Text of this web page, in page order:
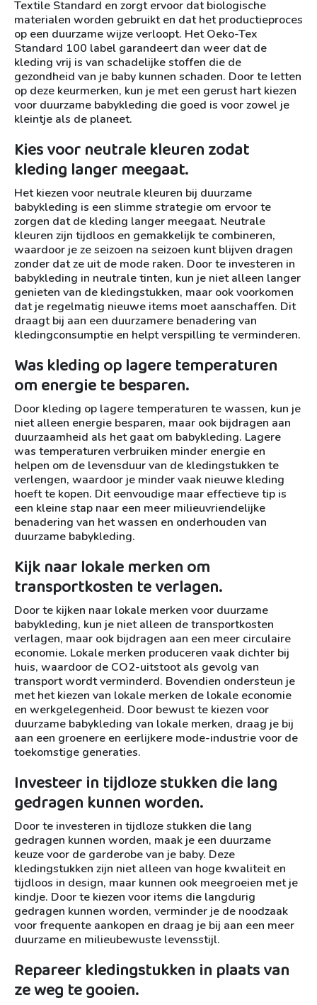
Textile Standard en zorgt ervoor dat biologische
materialen worden gebruikt en dat het productieproces
op een duurzame wijze verloopt. Het Oeko-Tex
Standard 100 label garandeert dan weer dat de
kleding vrij is van schadelijke stoffen die de
gezondheid van je baby kunnen schaden. Door te letten
op deze keurmerken, kun je met een gerust hart kiezen
voor duurzame babykleding die goed is voor zowel je
kleintje als de planeet.
Kies voor neutrale kleuren zodat
kleding langer meegaat.
Het kiezen voor neutrale kleuren bij duurzame
babykleding is een slimme strategie om ervoor te
zorgen dat de kleding langer meegaat. Neutrale
kleuren zijn tijdloos en gemakkelijk te combineren,
waardoor je ze seizoen na seizoen kunt blijven dragen
zonder dat ze uit de mode raken. Door te investeren in
babykleding in neutrale tinten, kun je niet alleen langer
genieten van de kledingstukken, maar ook voorkomen
dat je regelmatig nieuwe items moet aanschaffen. Dit
draagt bij aan een duurzamere benadering van
kledingconsumptie en helpt verspilling te verminderen.
Was kleding op lagere temperaturen
om energie te besparen.
Door kleding op lagere temperaturen te wassen, kun je
niet alleen energie besparen, maar ook bijdragen aan
duurzaamheid als het gaat om babykleding. Lagere
was temperaturen verbruiken minder energie en
helpen om de levensduur van de kledingstukken te
verlengen, waardoor je minder vaak nieuwe kleding
hoeft te kopen. Dit eenvoudige maar effectieve tip is
een kleine stap naar een meer milieuvriendelijke
benadering van het wassen en onderhouden van
duurzame babykleding.
Kijk naar lokale merken om
transportkosten te verlagen.
Door te kijken naar lokale merken voor duurzame
babykleding, kun je niet alleen de transportkosten
verlagen, maar ook bijdragen aan een meer circulaire
economie. Lokale merken produceren vaak dichter bij
huis, waardoor de CO2-uitstoot als gevolg van
transport wordt verminderd. Bovendien ondersteun je
met het kiezen van lokale merken de lokale economie
en werkgelegenheid. Door bewust te kiezen voor
duurzame babykleding van lokale merken, draag je bij
aan een groenere en eerlijkere mode-industrie voor de
toekomstige generaties.
Investeer in tijdloze stukken die lang
gedragen kunnen worden.
Door te investeren in tijdloze stukken die lang
gedragen kunnen worden, maak je een duurzame
keuze voor de garderobe van je baby. Deze
kledingstukken zijn niet alleen van hoge kwaliteit en
tijdloos in design, maar kunnen ook meegroeien met je
kindje. Door te kiezen voor items die langdurig
gedragen kunnen worden, verminder je de noodzaak
voor frequente aankopen en draag je bij aan een meer
duurzame en milieubewuste levensstijl.
Repareer kledingstukken in plaats van
ze weg te gooien.